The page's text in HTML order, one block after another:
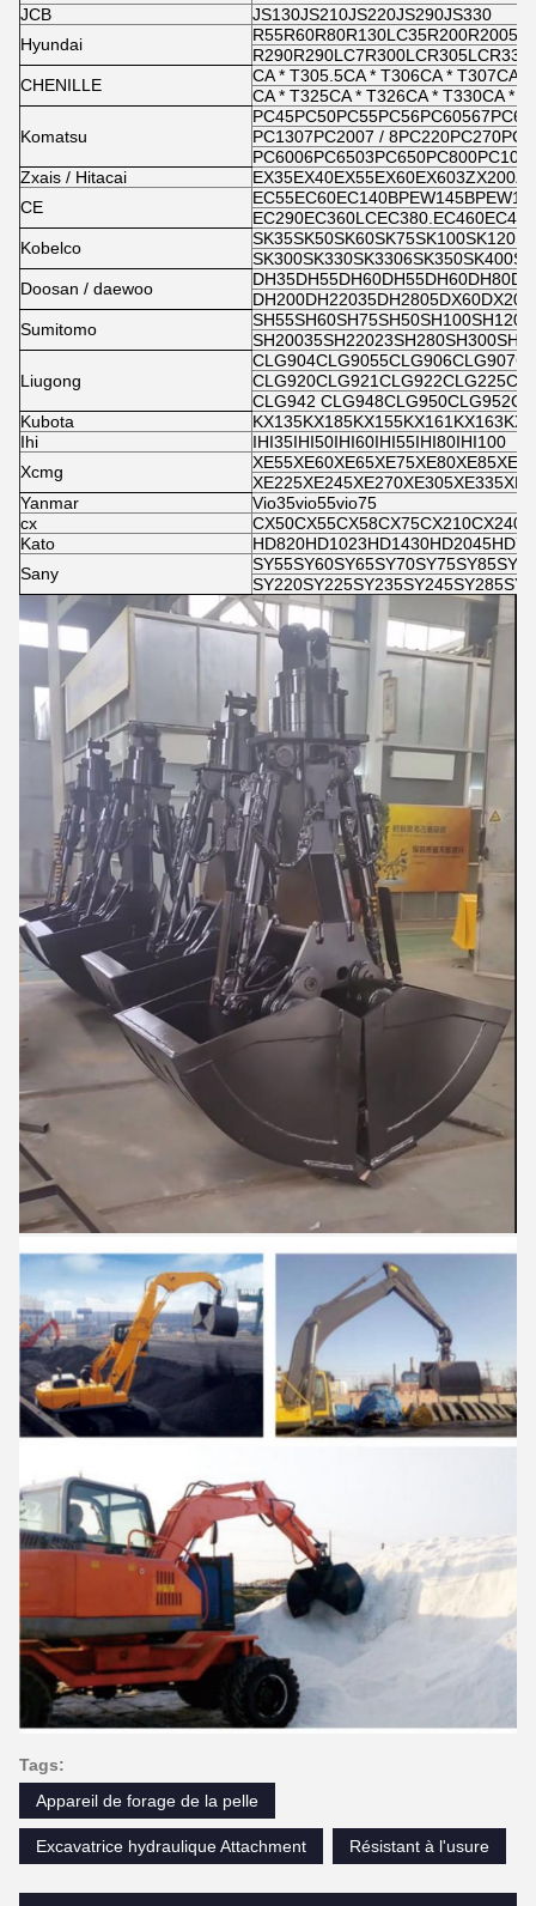
JCB
JS130JS210JS220JS290JS330
Hyundai
CHENILLE
CA * T305.5CA * T306CA * T307CA
CA * T325CA * T326CA * T330CA *
Komatsu
PC1307PC2007 /
Zxais / Hitacai
CE
Kobelco
Doosan / daewoo
Sumitomo
Liugong
CLG942
Kubota
Ihi
IHI35IHI50IHI60IHI55IHI80IHI100
Xcmg
Yanmar
Vio35vio55vio75
cx
Kato
Sany
Tags:
Appareil de forage de la pelle
Excavatrice hydraulique Attachment Résistant à l'usure